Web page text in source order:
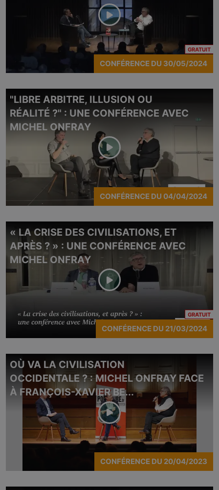
GRATUIT
CONFÉRENCE DU 30/05/2024
"LIBRE ARBITRE, ILLUSION OU
RÉALITÉ ?" : UNE CONFÉRENCE AVEC
MICHEL ONFRAY
CONFÉRENCE DU 04/04/2024
« LA CRISE DES CIVILISATIONS, ET
APRÈS ? » : UNE CONFÉRENCE AVEC
MICHEL ONFRAY
GRATUIT
CONFÉRENCE DU 21/03/2024
OÙ VA LA CIVILISATION
OCCIDENTALE ? : MICHEL ONFRAY FACE
À FRANÇOIS-XAVIER BE...
CONFÉRENCE DU 20/04/2023